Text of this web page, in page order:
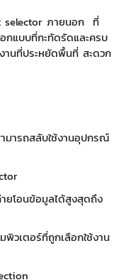
selector ภายนอก ที่
กแบบที่กะทัดรัดและครบ
นที่ประหยัดพื้นที่ สะดวก
ารถสลับใช้งานอุปกรณ์
ยโอนข้อมูลได้สูงสุดถึง
วเตอร์ที่ถูกเลือกใช้งาน